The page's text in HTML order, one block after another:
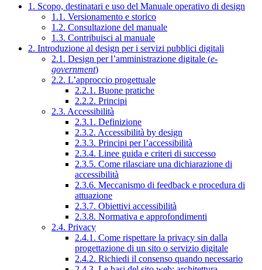
1. Scopo, destinatari e uso del Manuale operativo di design
1.1. Versionamento e storico
1.2. Consultazione del manuale
1.3. Contribuisci al manuale
2. Introduzione al design per i servizi pubblici digitali
2.1. Design per l’amministrazione digitale (e-
government)
2.2. L’approccio progettuale
2.2.1. Buone pratiche
2.2.2. Principi
2.3. Accessibilità
2.3.1. Definizione
2.3.2. Accessibilità by design
2.3.3. Principi per l’accessibilità
2.3.4. Linee guida e criteri di successo
2.3.5. Come rilasciare una dichiarazione di
accessibilità
2.3.6. Meccanismo di feedback e procedura di
attuazione
2.3.7. Obiettivi accessibilità
2.3.8. Normativa e approfondimenti
2.4. Privacy
2.4.1. Come rispettare la privacy sin dalla
progettazione di un sito o servizio digitale
2.4.2. Richiedi il consenso quando necessario